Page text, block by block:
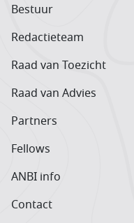
Bestuur
Redactieteam
Raad van Toezicht
Raad van Advies
Partners
Fellows
ANBI info
Contact